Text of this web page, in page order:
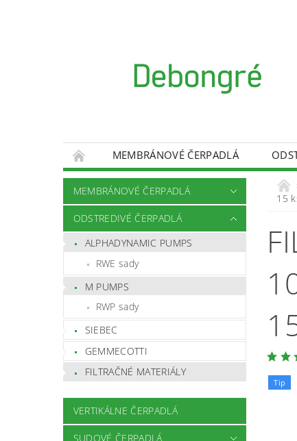
MEMBRÁNOVÉ ČERPADLÁ
KONTAKT
OBCHODNÉ PODMIENKY
REKLAMAČNÝ PROTOKOL
MEMBRÁNOVÉ ČERPADLÁ
ODSTREDIVÉ ČERPADLÁ
ALPHADYNAMIC PUMPS
RWE sady
M PUMPS
RWP sady
SIEBEC
GEMMECOTTI
FILTRAČNÉ MATERIÁLY
VERTIKÁLNE ČERPADLÁ
SUDOVÉ ČERPADLÁ
15
Tip